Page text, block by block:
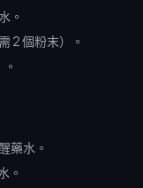
。
2 個粉末）。
藥水。
。